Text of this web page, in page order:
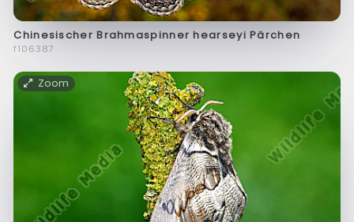
Chinesischer Brahmaspinner hearseyi Pärchen
f106387
Zoom